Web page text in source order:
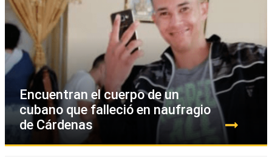
Encuentran el cuerpo de un
cubano que falleció en naufragio
de Cárdenas